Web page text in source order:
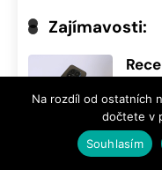
Zajímavosti:
Na rozdíl od ostatních
dočtete v
Souhlasím